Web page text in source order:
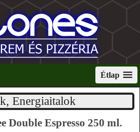
Étlap
Energiaitalok
Double Espresso 250 ml.